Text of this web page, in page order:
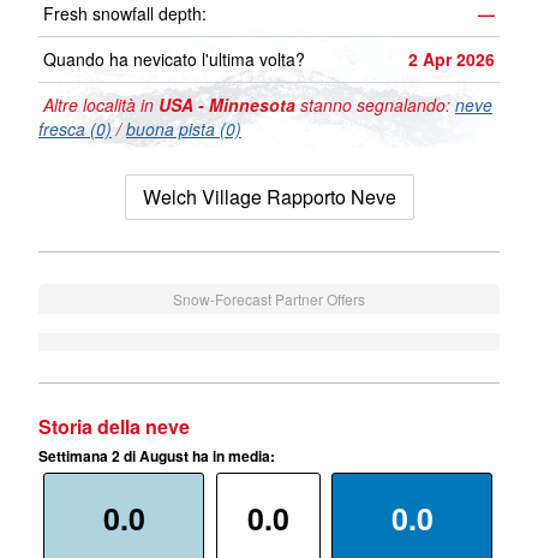
Fresh snowfall depth:
—
Quando ha nevicato l'ultima volta?
2 Apr 2026
Altre località in USA - Minnesota stanno segnalando: neve
fresca (0)/buona pista (0)
Welch Village Rapporto Neve
Snow-Forecast Partner Offers
Storia della neve
Settimana 2 di August ha in media:
0.0 0.0 0.0